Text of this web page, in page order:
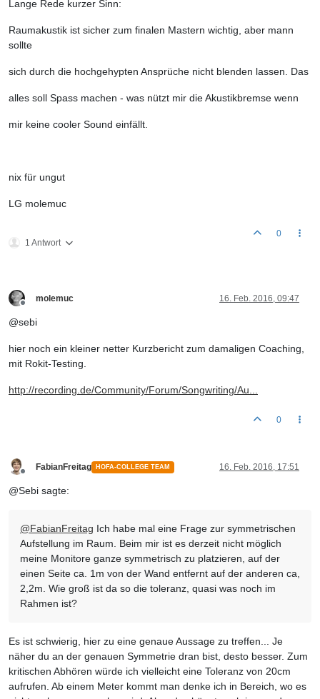
Lange Rede kurzer Sinn:
Raumakustik ist sicher zum finalen Mastern wichtig, aber mann
sollte
sich durch die hochgehypten Ansprüche nicht blenden lassen. Das
alles soll Spass machen - was nützt mir die Akustikbremse wenn
mir keine cooler Sound einfällt.
nix für ungut
LG molemuc
1 Antwort
0
molemuc 16. Feb. 2016, 09:47
@sebi
hier noch ein kleiner netter Kurzbericht zum damaligen Coaching,
mit Rokit-Testing.
http://recording.de/Community/Forum/Songwriting/Au...
0
FabianFreitag HOFA-COLLEGE TEAM 16. Feb. 2016, 17:51
@Sebi sagte:
@FabianFreitag Ich habe mal eine Frage zur symmetrischen
Aufstellung im Raum. Beim mir ist es derzeit nicht möglich
meine Monitore ganze symmetrisch zu platzieren, auf der
einen Seite ca. 1m von der Wand entfernt auf der anderen ca,
2,2m. Wie groß ist da so die toleranz, quasi was noch im
Rahmen ist?
Es ist schwierig, hier zu eine genaue Aussage zu treffen... Je
näher du an der genauen Symmetrie dran bist, desto besser. Zum
kritischen Abhören würde ich vielleicht eine Toleranz von 20cm
aufrufen. Ab einem Meter kommt man denke ich in Bereich, wo es